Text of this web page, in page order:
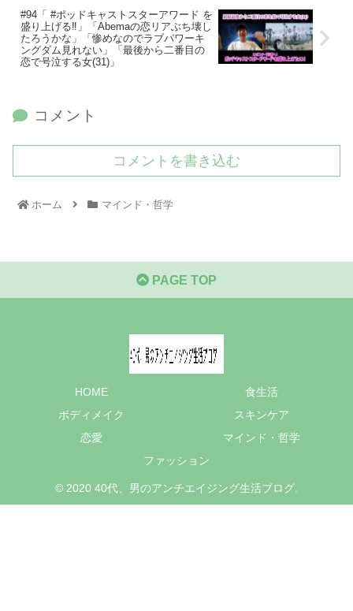
#94「 #ポッドキャストスターアワード を
盛り上げる‼️」「Abemaの恋リアぶち壊し
たろうかな」「惨めなのでラブパワーキ
ングダム見れない」「最後から二番目の
恋で号泣する女(31)」
コメント
コメントを書き込む
ホーム マインド・哲学
PAGE TOP
HOME
食生活
ボディメイク
スキンケア
恋愛
マインド・哲学
ファッション
© 2020 40代、男のアンチエイジング生活ブログ.